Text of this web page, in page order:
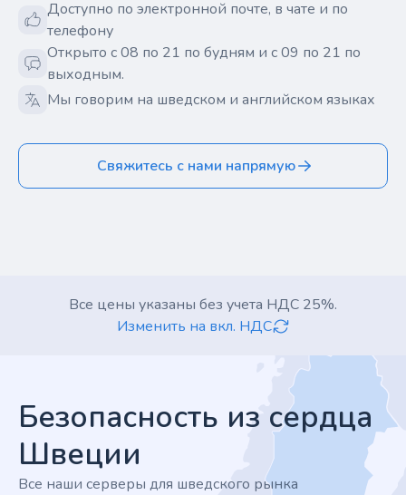
Доступно по электронной почте, в чате и по
телефону
Открыто с 08 по 21 по будням и с 09 по 21 по
выходным.
Мы говорим на шведском и английском языках
Свяжитесь с нами напрямую
Все цены указаны без учета НДС 25%.
Изменить на вкл. НДС
Безопасность из сердца
Швеции
Все наши серверы для шведского рынка